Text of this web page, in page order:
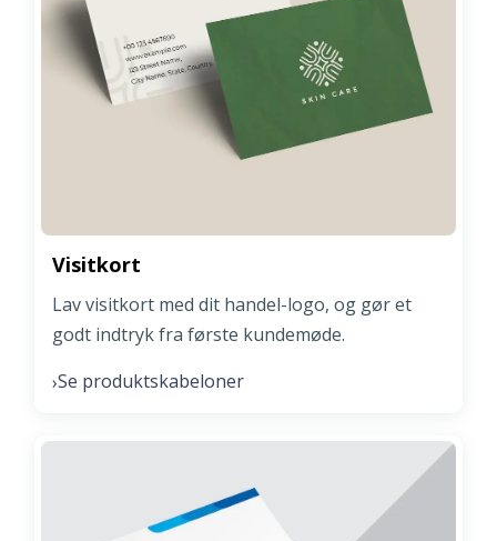
Visitkort
Lav visitkort med dit handel-logo, og gør et
godt indtryk fra første kundemøde.
›Se produktskabeloner